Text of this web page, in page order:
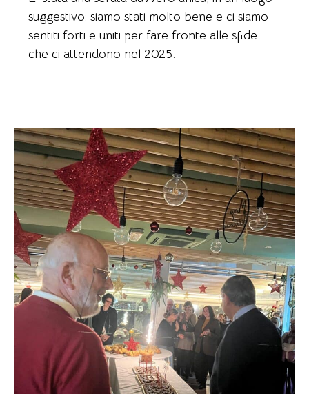
suggestivo: siamo stati molto bene e ci siamo
sentiti forti e uniti per fare fronte alle sfide
che ci attendono nel 2025.